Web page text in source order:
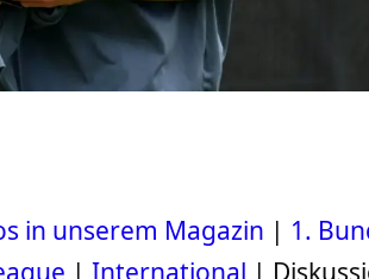
in unserem Magazin | 1.
|International |